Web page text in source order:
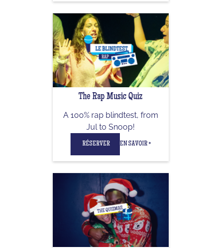
The Rap Music Quiz
A 100% rap blindtest, from
Jul to Snoop!
RÉSERVER EN SAVOIR +